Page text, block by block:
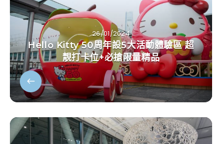
26/01/2024
Hello Kitty 50周年設5大活動體驗區 超
靚打卡位+必搶限量精品